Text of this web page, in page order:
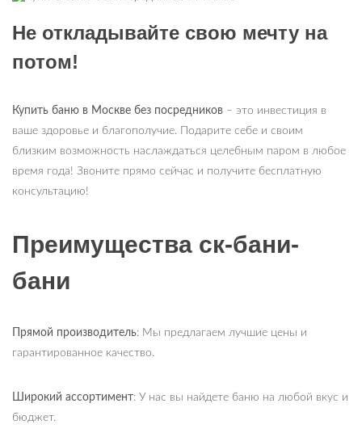
Не откладывайте свою мечту на
потом!
Купить баню в Москве без посредников – это инвестиция в
ваше здоровье и благополучие. Подарите себе и своим
близким возможность наслаждаться целебным паром в любое
время года! Звоните прямо сейчас и получите бесплатную
консультацию!
Преимущества ск-бани-
бани
Прямой производитель: Мы предлагаем лучшие цены и
гарантированное качество.
Широкий ассортимент: У нас вы найдете баню на любой вкус и
бюджет.